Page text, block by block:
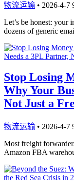
物流运输 • 2026-4-7
Let’s be honest: your
dozens of generic
Stop Losing
Why Your
Not Just a
物流运输 • 2026-4-7
Most freight
Amazon FBA